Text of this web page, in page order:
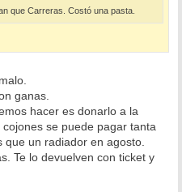
que Carreras. Costó una pasta.
ganas.
hacer es donarlo a la
se puede pagar tanta
que un radiador en agosto.
Te lo devuelven con ticket y